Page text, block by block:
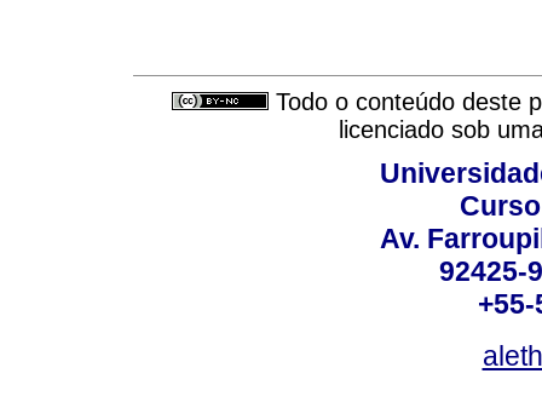
Todo o conteúdo deste
licenciado sob
Av.
92425-